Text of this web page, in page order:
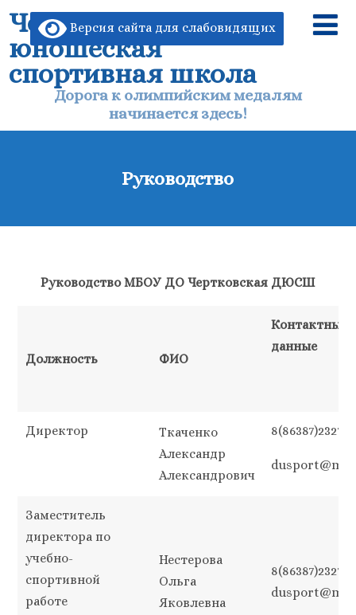
Версия сайта для слабовидящих
Чертковская детско-
юношеская
спортивная школа
Дорога к олимпийским медалям
начинается здесь!
Руководство
Руководство МБОУ ДО Чертковская ДЮСШ
Должность ФИО
Контактные
данные
Директор
Ткаченко
Александр
Александрович
8(86387)23273,
Заместитель
директора по
учебно-
спортивной
работе
Нестерова
Ольга
Яковлевна
8(86387)23273,